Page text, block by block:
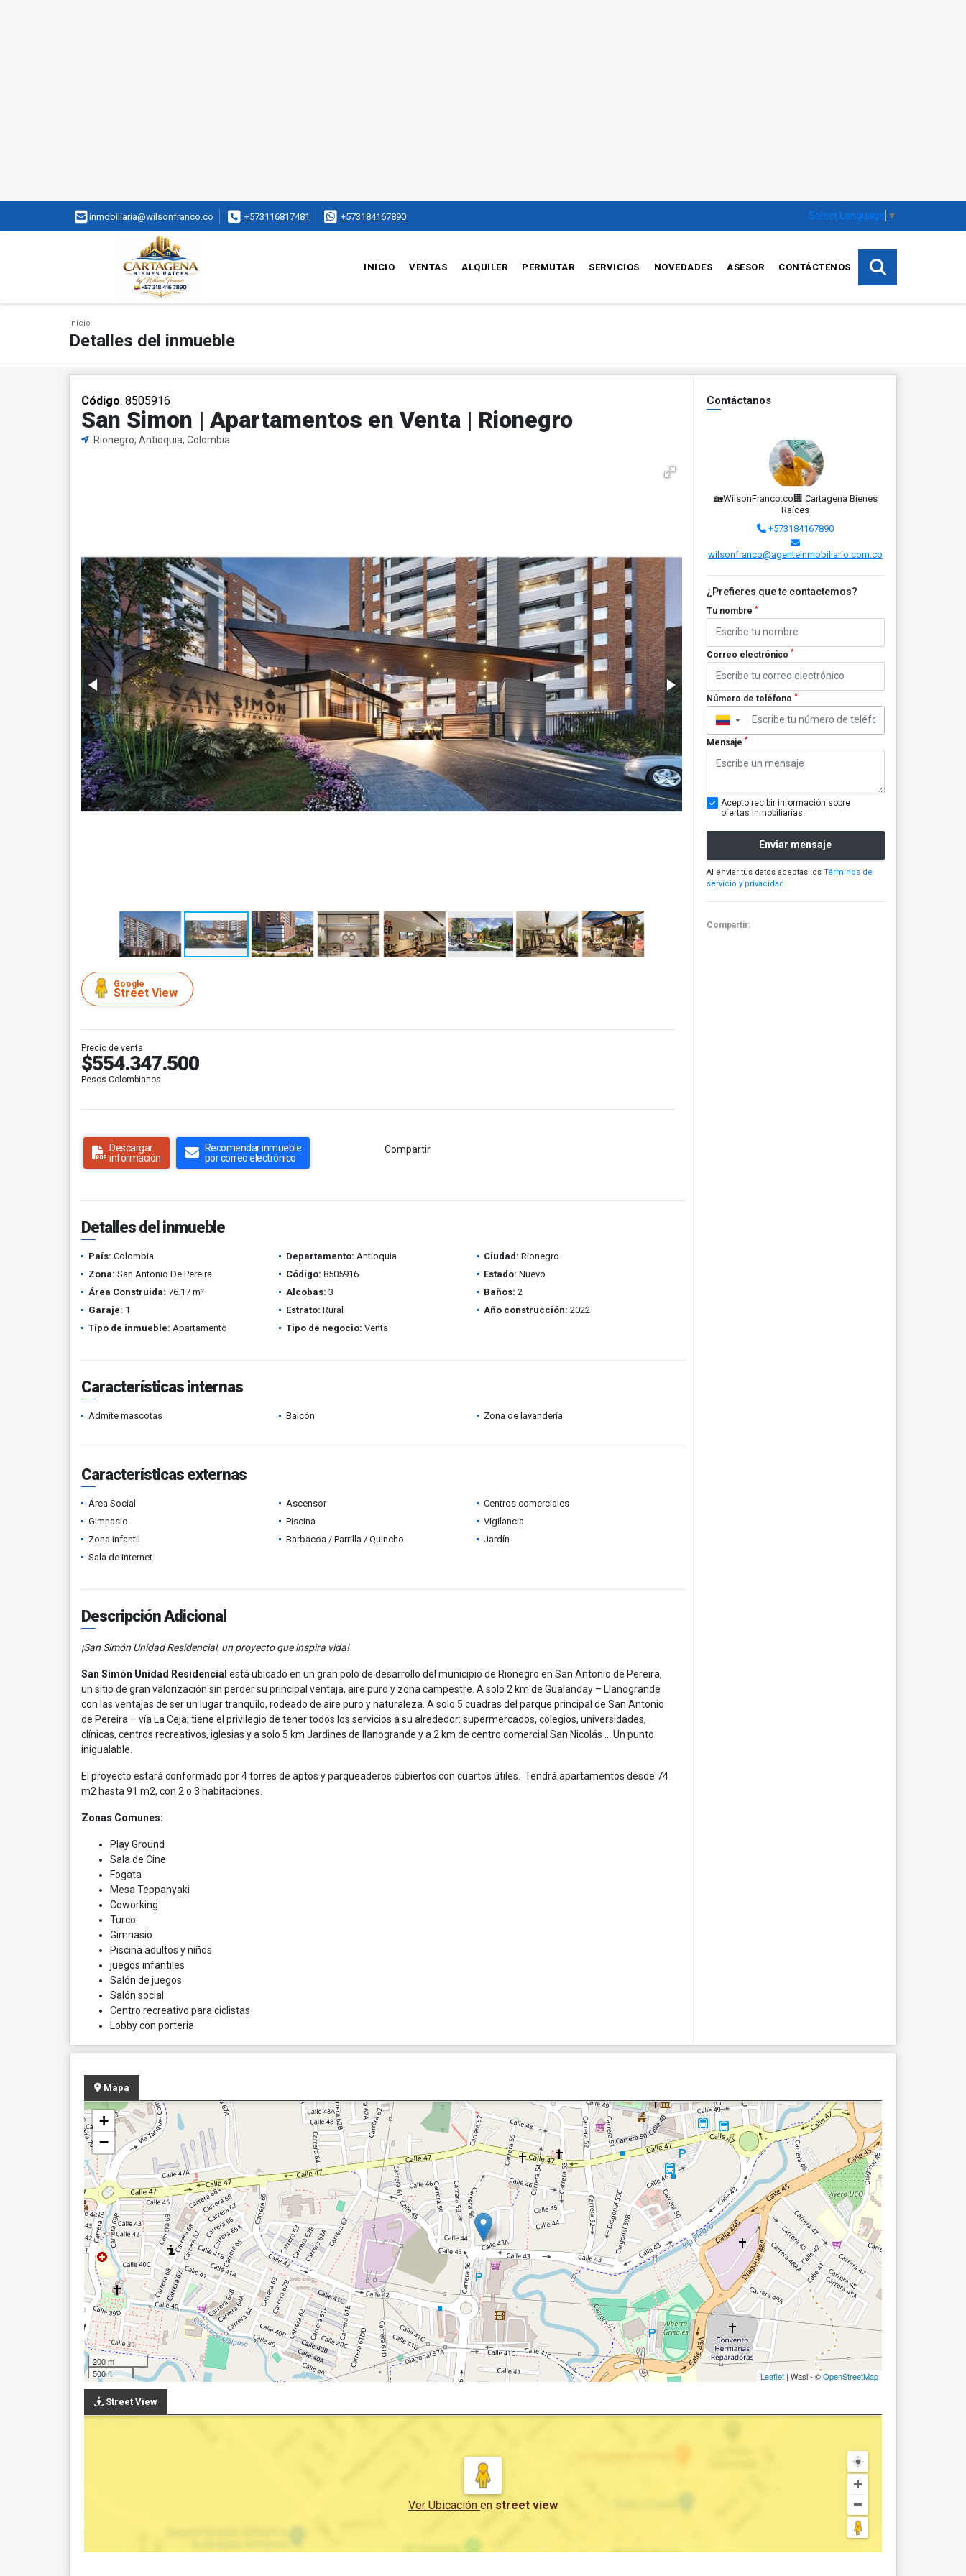
inmobiliaria@wilsonfranco.co +573116817481 +573184167890 Select Language ▼
INICIO VENTAS ALQUILER PERMUTAR SERVICIOS NOVEDADES ASESOR CONTÁCTENOS
Inicio
Detalles del inmueble
Código. 8505916
San Simon | Apartamentos en Venta | Rionegro
Rionegro, Antioquia, Colombia
Google
Street View
Precio de venta
$554.347.500
Pesos Colombianos
Descargar
información
Recomendar inmueble
por correo electrónico
Compartir
Detalles del inmueble
País: Colombia Departamento: Antioquia Ciudad: Rionegro
Zona: San Antonio De Pereira Código: 8505916 Estado: Nuevo
Área Construida: 76.17 m² Alcobas: 3 Baños: 2
Garaje: 1 Estrato: Rural Año construcción: 2022
Tipo de inmueble: Apartamento Tipo de negocio: Venta
Características internas
Admite mascotas Balcón Zona de lavandería
Características externas
Área Social Ascensor
Centros comerciales
Gimnasio
Piscina
Vigilancia
Zona infantil
Barbacoa / Parrilla / Quincho
Jardín
Sala de internet
Descripción Adicional
¡San Simón Unidad Residencial, un proyecto que inspira vida!
San Simón Unidad Residencial está ubicado en un gran polo de desarrollo del municipio de Rionegro en San Antonio de Pereira,
un sitio de gran valorización sin perder su principal ventaja, aire puro y zona campestre. A solo 2 km de Gualanday – Llanogrande
con las ventajas de ser un lugar tranquilo, rodeado de aire puro y naturaleza. A solo 5 cuadras del parque principal de San Antonio
de Pereira – vía La Ceja; tiene el privilegio de tener todos los servicios a su alrededor: supermercados, colegios, universidades,
clínicas, centros recreativos, iglesias y a solo 5 km Jardines de llanogrande y a 2 km de centro comercial San Nicolás … Un punto
inigualable.
El proyecto estará conformado por 4 torres de aptos y parqueaderos cubiertos con cuartos útiles. Tendrá apartamentos desde 74
m2 hasta 91 m2, con 2 o 3 habitaciones.
Zonas Comunes:
Play Ground
Sala de Cine
Fogata
Mesa Teppanyaki
Coworking
Turco
Gimnasio
Piscina adultos y niños
juegos infantiles
Salón de juegos
Salón social
Centro recreativo para ciclistas
Lobby con porteria
Contáctanos
🏡WilsonFranco.co🏢 Cartagena Bienes
Raíces
+573184167890
wilsonfranco@agenteinmobiliario.com.co
¿Prefieres que te contactemos?
Tu nombre *
Correo electrónico *
Número de teléfono *
▼
Mensaje *
Acepto recibir información sobre
ofertas inmobiliarias
Enviar mensaje
Al enviar tus datos aceptas los Términos de
servicio y privacidad
Compartir:
Mapa
+
−
200 m
500 ft
Leaflet | Wasi - ©OpenStreetMap
Street View
Ver Ubicación en street view